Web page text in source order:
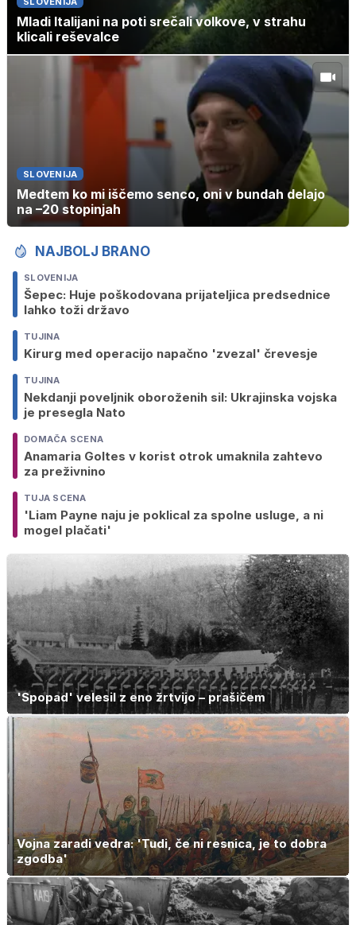
Mladi Italijani na poti srečali volkove, v strahu
klicali reševalce
SLOVENIJA
Medtem ko mi iščemo senco, oni v bundah delajo
na –20 stopinjah
NAJBOLJ BRANO
SLOVENIJA
Šepec: Huje poškodovana prijateljica predsednice
lahko toži državo
TUJINA
Kirurg med operacijo napačno 'zvezal' črevesje
TUJINA
Nekdanji poveljnik oboroženih sil: Ukrajinska vojska
je presegla Nato
DOMAČA SCENA
Anamaria Goltes v korist otrok umaknila zahtevo
za preživnino
TUJA SCENA
'Liam Payne naju je poklical za spolne usluge, a ni
mogel plačati'
'Spopad' velesil z eno žrtvijo – prašičem
Vojna zaradi vedra: 'Tudi, če ni resnica, je to dobra
zgodba'